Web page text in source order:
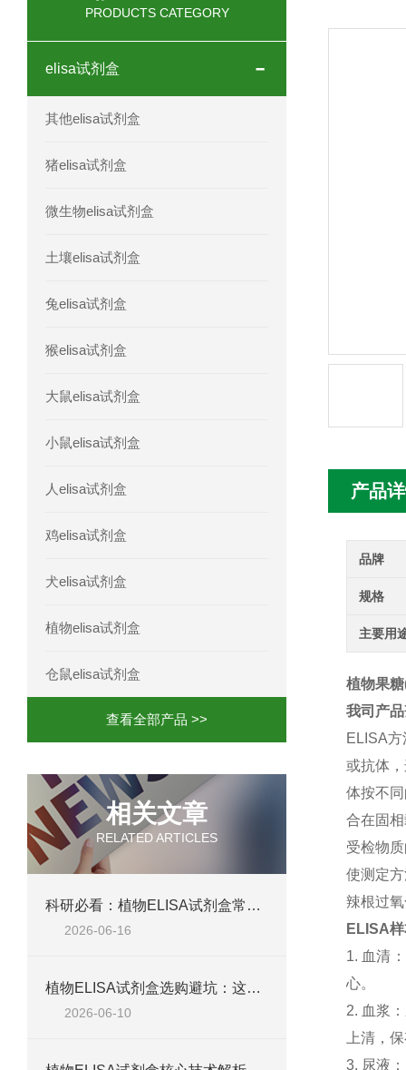
人鞘脂(SPH)elisa试剂盒现货速发
人蓝氏贾第虫(GL)elisa试剂盒厂家直销
PRODUCTS CATEGORY
elisa试剂盒
其他elisa试剂盒
猪elisa试剂盒
微生物elisa试剂盒
土壤elisa试剂盒
兔elisa试剂盒
猴elisa试剂盒
大鼠elisa试剂盒
小鼠elisa试剂盒
人elisa试剂盒
鸡elisa试剂盒
犬elisa试剂盒
植物elisa试剂盒
仓鼠elisa试剂盒
查看全部产品 >>
相关文章
RELATED ARTICLES
科研必看：植物ELISA试剂盒常见失败原因，这六个问题最致命
2026-06-16
植物ELISA试剂盒选购避坑：这五个参数不达标，数据全白测
2026-06-10
产品
品牌
规格
主要用
植物果
我司产
ELISA方
或抗体
体按不
合在固
受检物
使测定
辣根过
ELISA
1. 血清
心。
2. 血浆
上清，
3. 尿液